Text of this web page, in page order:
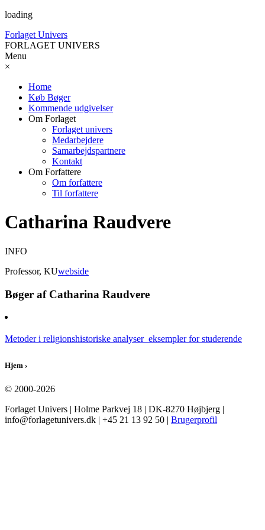
loading
Forlaget Univers
FORLAGET UNIVERS
Menu
×
Home
Køb Bøger
Kommende udgivelser
Om Forlaget
Forlaget univers
Medarbejdere
Samarbejdspartnere
Kontakt
Om Forfattere
Om forfattere
Til forfattere
Catharina Raudvere
INFO
Professor, KUwebside
Bøger af Catharina Raudvere
Metoder i religionshistoriske analyser  eksempler for studerende
Hjem ›
© 2000-2026
Forlaget Univers | Holme Parkvej 18 | DK-8270 Højbjerg |
info@forlagetunivers.dk | +45 21 13 92 50 | Brugerprofil